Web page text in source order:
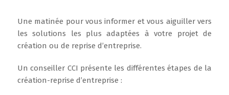
Une matinée pour vous informer et vous aiguiller vers
les solutions les plus adaptées à votre projet de
création ou de reprise d’entreprise.
Un conseiller CCI présente les différentes étapes de la
création-reprise d’entreprise :